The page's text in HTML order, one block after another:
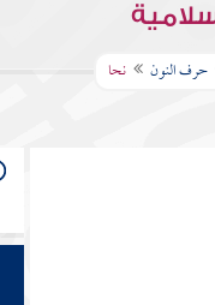
حرف النون نحا